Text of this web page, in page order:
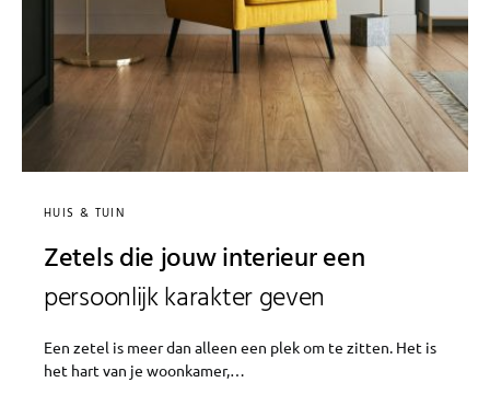
HUIS & TUIN
Zetels die jouw interieur een
persoonlijk karakter geven
Een zetel is meer dan alleen een plek om te zitten. Het is
het hart van je woonkamer,…